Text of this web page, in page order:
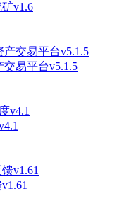
v1.6
交易平台v5.1.5